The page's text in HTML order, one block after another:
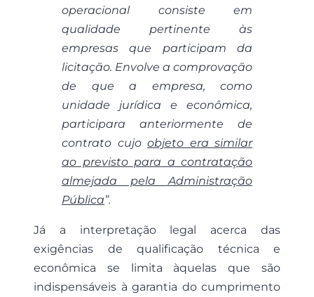
operacional consiste em
qualidade pertinente às
empresas que participam da
licitação. Envolve a comprovação
de que a empresa, como
unidade jurídica e econômica,
participara anteriormente de
contrato cujo objeto era similar
ao previsto para a contratação
almejada pela Administração
Pública”.
Já a interpretação legal acerca das
exigências de qualificação técnica e
econômica se limita àquelas que são
indispensáveis à garantia do cumprimento